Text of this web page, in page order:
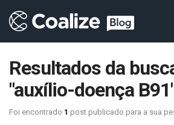
Resultados da
"auxílio-doença
Foi encontrado 1 post publicado para a sua